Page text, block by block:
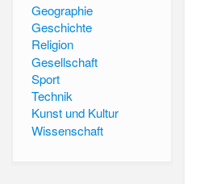
Geographie
Geschichte
Religion
Gesellschaft
Sport
Technik
Kunst und Kultur
Wissenschaft